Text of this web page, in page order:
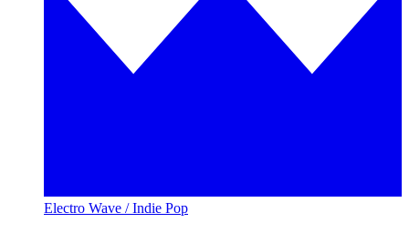
Electro Wave / Indie Pop